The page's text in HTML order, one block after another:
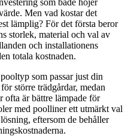
som både höjer
Men vad kostar det
lämplig? För det första beror
storlek, material och val av
och installationens
totala kostnaden.
som passar just din
större trädgårdar, medan
är bättre lämpade för
med poolliner ett utmärkt val
eftersom de behåller